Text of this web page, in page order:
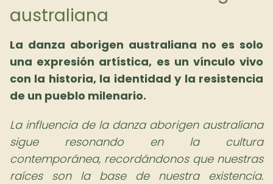
australiana
La danza aborigen australiana no es solo
una expresión artística, es un vínculo vivo
con la historia, la identidad y la resistencia
de un pueblo milenario.
La influencia de la danza aborigen australiana
sigue resonando en la cultura
contemporánea, recordándonos que nuestras
raíces son la base de nuestra existencia.